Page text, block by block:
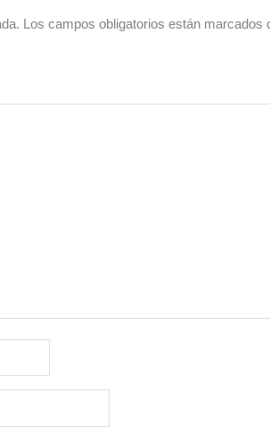
Los campos obligatorios están marcados